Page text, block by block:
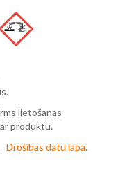
lietošanas
produktu.
Drošības datu lapa.